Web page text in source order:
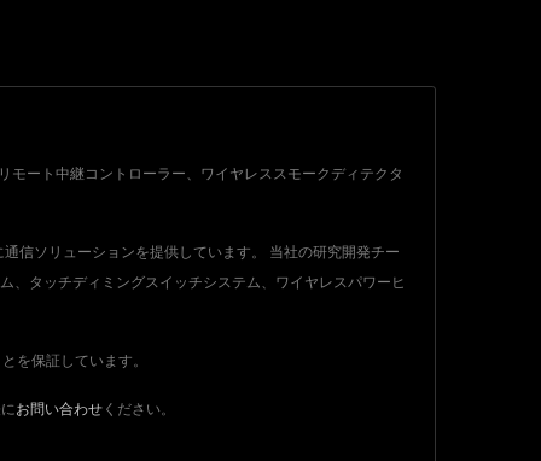
モート中継コントローラー、ワイヤレススモークディテクタ
信ソリューションを提供しています。 当社の研究開発チー
、タッチディミングスイッチシステム、ワイヤレスパワーヒ
を保証しています。
お問い合わせ ください。